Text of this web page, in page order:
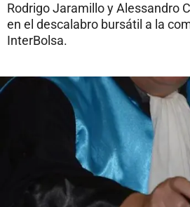
Rodrigo Jaramillo y Alessandro
en el descalabro bursátil a la
InterBolsa.